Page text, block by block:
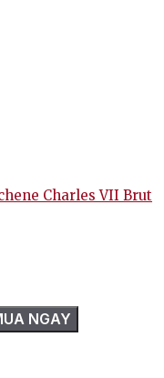
Charles VII Brut
NGAY